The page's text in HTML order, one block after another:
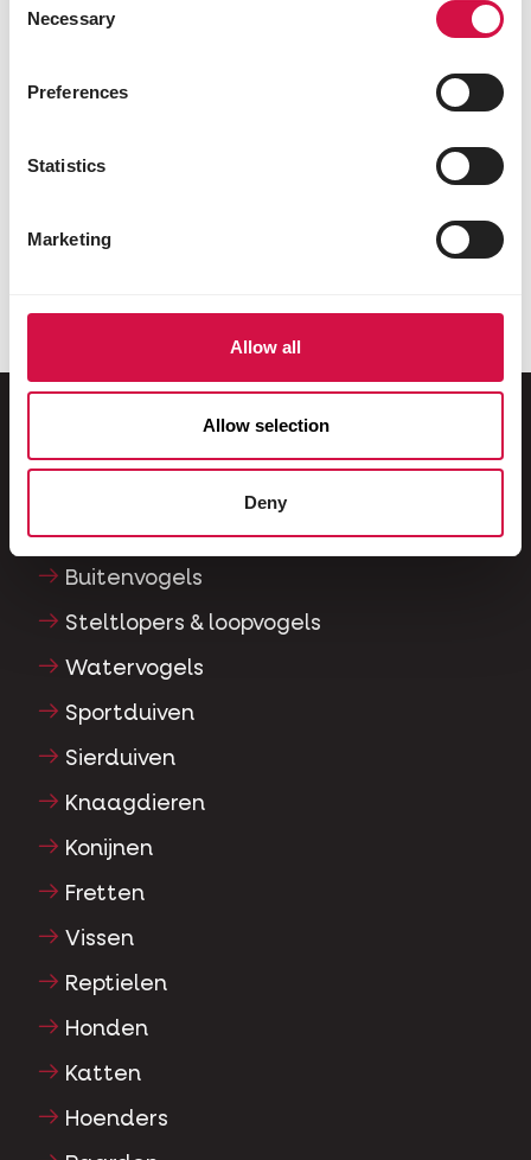
Selection
Necessary
Preferences
Statistics
Marketing
Allow all
Allow selection
Deny
WATERVOGELS
Voor jouw dier
Siervogels
Buitenvogels
Steltlopers & loopvogels
Watervogels
Sportduiven
Sierduiven
Knaagdieren
Konijnen
Fretten
Vissen
Reptielen
Honden
Katten
Hoenders